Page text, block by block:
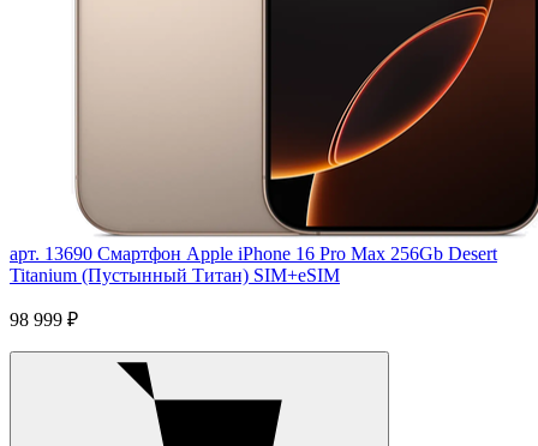
арт. 13690 Смартфон Apple iPhone 16 Pro Max 256Gb Desert
Titanium (Пустынный Титан) SIM+eSIM
98 999 ₽